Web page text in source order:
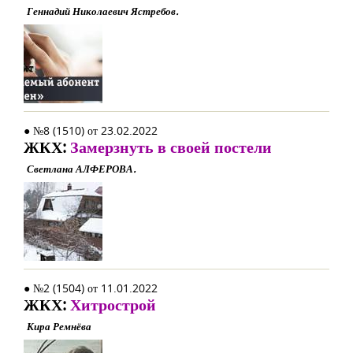
Геннадий Николаевич Ястребов.
● №8 (1510) от 23.02.2022
ЖКХ: Замерзнуть в своей постели
Светлана АЛФЕРОВА.
● №2 (1504) от 11.01.2022
ЖКХ:Хитрострой
Кира Ремнёва